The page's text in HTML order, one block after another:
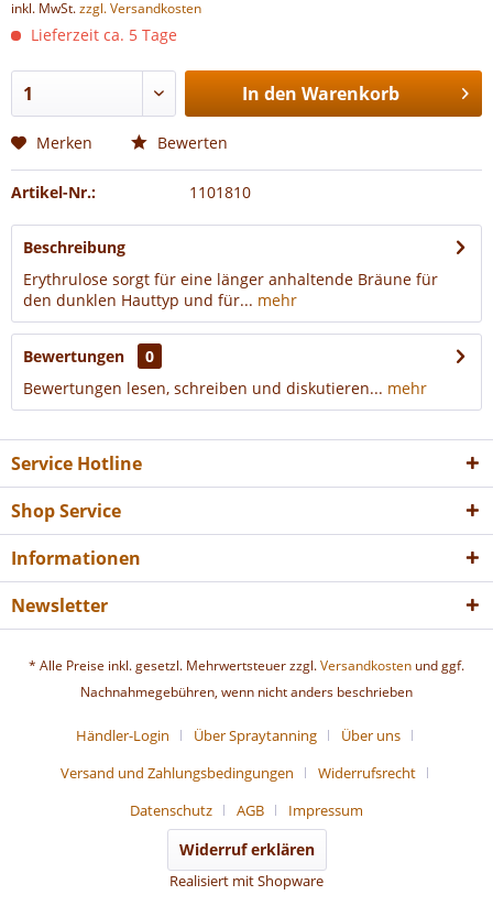
inkl. MwSt.zzgl. Versandkosten
Lieferzeit ca. 5 Tage
In den Warenkorb
Merken Bewerten
Artikel-Nr.: 1101810
Beschreibung
Erythrulose sorgt für eine länger anhaltende Bräune für
den dunklen Hauttyp und für... mehr
Bewertungen
0
Bewertungen lesen, schreiben und diskutieren... mehr
Service Hotline
Shop Service
Informationen
Newsletter
* Alle Preise inkl. gesetzl. Mehrwertsteuer zzgl.Versandkosten und ggf.
Nachnahmegebühren, wenn nicht anders beschrieben
Händler-Login Über Spraytanning
Über uns
Versand und Zahlungsbedingungen
Widerrufsrecht
Datenschutz
AGB Impressum
Widerruf erklären
Realisiert mit Shopware